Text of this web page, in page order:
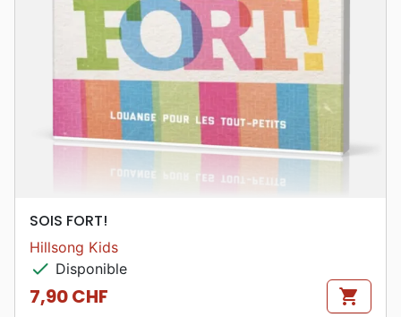
SOIS FORT!
Hillsong Kids
check Disponible
Prix
7,90 CHF shopping_cart